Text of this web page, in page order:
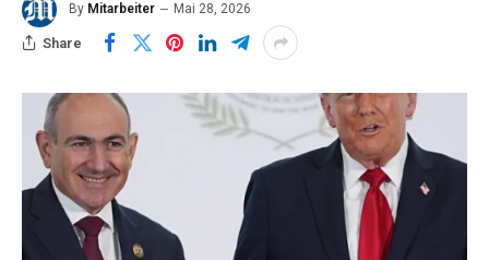
By Mitarbeiter Mai 28, 2026
Share